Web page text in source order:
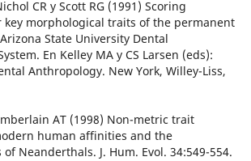
CR y Scott RG (1991) Scoring
key morphological traits of the permanent
State University Dental
En Kelley MA y CS Larsen (eds):
Anthropology. New York, Willey-Liss,
AT (1998) Non-metric trait
human affinities and the
Neanderthals. J. Hum. Evol. 34:549-554.